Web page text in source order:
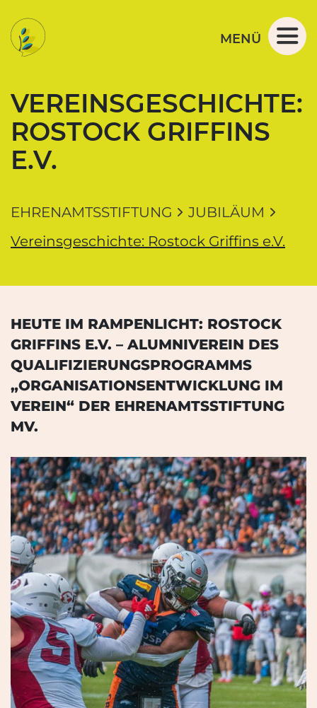
MENÜ
VEREINSGESCHICHTE:
ROSTOCK GRIFFINS
E.V.
EHRENAMTSSTIFTUNG
JUBILÄUM
Vereinsgeschichte: Rostock Griffins e.V.
HEUTE IM RAMPENLICHT: ROSTOCK
GRIFFINS E.V. – ALUMNIVEREIN DES
QUALIFIZIERUNGSPROGRAMMS
„ORGANISATIONSENTWICKLUNG IM
VEREIN“ DER EHRENAMTSSTIFTUNG
MV.